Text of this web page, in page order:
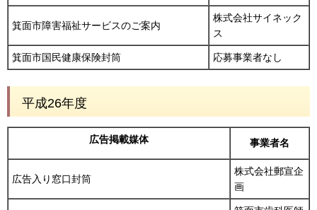
箕面市障害福祉サービスのご案内
株式会社サイネック
ス
箕面市国民健康保険封筒 応募事業者なし
平成26年度
広告掲載媒体 事業者名
広告入り窓口封筒
株式会社郵宣企
画